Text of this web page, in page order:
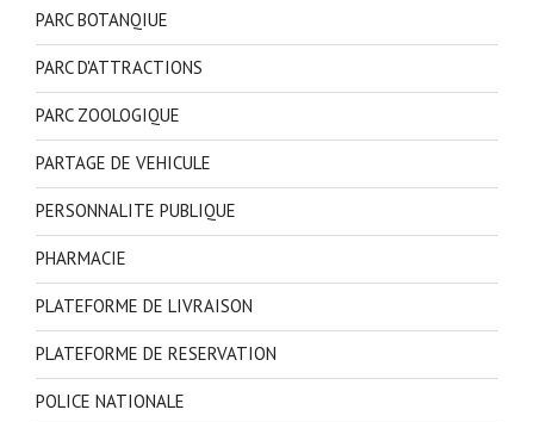
PARC BOTANQIUE
PARC D'ATTRACTIONS
PARC ZOOLOGIQUE
PARTAGE DE VEHICULE
PERSONNALITE PUBLIQUE
PHARMACIE
PLATEFORME DE LIVRAISON
PLATEFORME DE RESERVATION
POLICE NATIONALE